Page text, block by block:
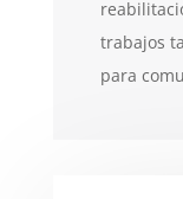
trabajos
para